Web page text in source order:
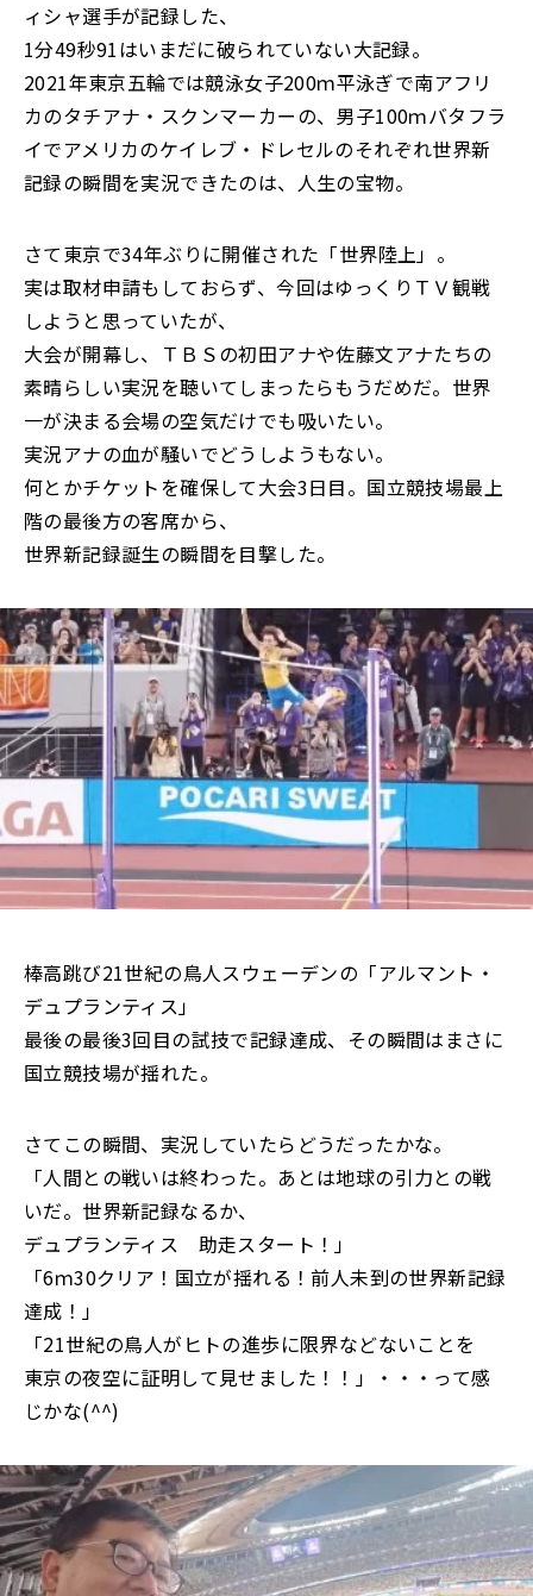
ィシャ選手が記録した、
1分49秒91はいまだに破られていない大記録。
2021年東京五輪では競泳女子200ｍ平泳ぎで南アフリ
カのタチアナ・スクンマーカーの、男子100ｍバタフラ
イでアメリカのケイレブ・ドレセルのそれぞれ世界新
記録の瞬間を実況できたのは、人生の宝物。
さて東京で34年ぶりに開催された「世界陸上」。
実は取材申請もしておらず、今回はゆっくりＴＶ観戦
しようと思っていたが、
大会が開幕し、ＴＢＳの初田アナや佐藤文アナたちの
素晴らしい実況を聴いてしまったらもうだめだ。世界
一が決まる会場の空気だけでも吸いたい。
実況アナの血が騒いでどうしようもない。
何とかチケットを確保して大会3日目。国立競技場最上
階の最後方の客席から、
世界新記録誕生の瞬間を目撃した。
棒高跳び21世紀の鳥人スウェーデンの「アルマント・
デュプランティス」
最後の最後3回目の試技で記録達成、その瞬間はまさに
国立競技場が揺れた。
さてこの瞬間、実況していたらどうだったかな。
「人間との戦いは終わった。あとは地球の引力との戦
いだ。世界新記録なるか、
デュプランティス 助走スタート！」
「6ｍ30クリア！国立が揺れる！前人未到の世界新記録
達成！」
「21世紀の鳥人がヒトの進歩に限界などないことを
東京の夜空に証明して見せました！！」・・・って感
じかな(^^)